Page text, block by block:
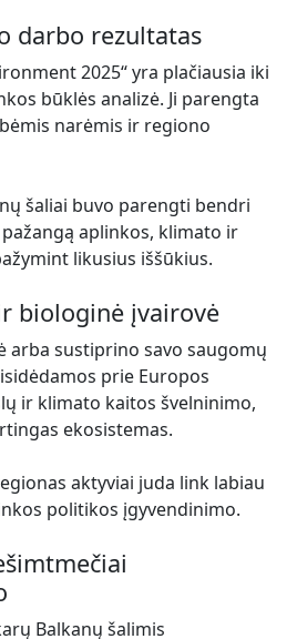
darbo rezultatas
2025“ yra plačiausia iki
būklės analizė. Ji parengta
narėmis ir regiono
šaliai buvo parengti bendri
aplinkos, klimato ir
likusius iššūkius.
biologinė įvairovė
arba sustiprino savo saugomų
prie Europos
ir klimato kaitos švelninimo,
ekosistemas.
aktyviai juda link labiau
politikos įgyvendinimo.
Balkanų šalimis